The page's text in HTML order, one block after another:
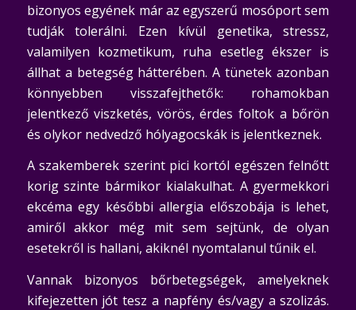
bizonyos egyének már az egyszerű mosóport sem
tudják tolerálni. Ezen kívül genetika, stressz,
valamilyen kozmetikum, ruha esetleg ékszer is
állhat a betegség hátterében. A tünetek azonban
könnyebben visszafejthetők: rohamokban
jelentkező viszketés, vörös, érdes foltok a bőrön
és olykor nedvedző hólyagocskák is jelentkeznek.
A szakemberek szerint pici kortól egészen felnőtt
korig szinte bármikor kialakulhat. A gyermekkori
ekcéma egy későbbi allergia előszobája is lehet,
amiről akkor még mit sem sejtünk, de olyan
esetekről is hallani, akiknél nyomtalanul tűnik el.
Vannak bizonyos bőrbetegségek, amelyeknek
kifejezetten jót tesz a napfény és/vagy a szolizás.